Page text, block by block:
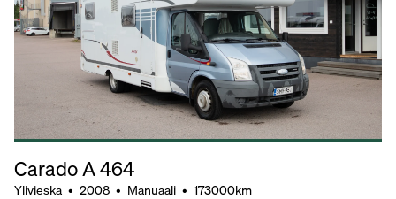
Carado A 464
Ylivieska • 2008 • Manuaali • 173000km